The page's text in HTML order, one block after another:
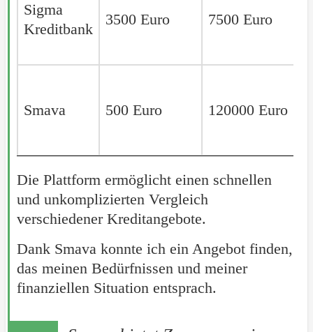
Sigma
Kreditbank
3500 Euro 7500 Euro
Smava 500 Euro 120000 Euro
Sigma
Kreditbank
Smava
Die Plattform ermöglicht einen schnellen
und unkomplizierten Vergleich
verschiedener Kreditangebote.
Dank Smava konnte ich ein Angebot finden,
das meinen Bedürfnissen und meiner
finanziellen Situation entsprach.